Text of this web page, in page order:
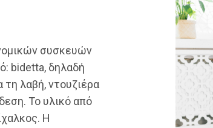
συσκευών
bidetta, δηλαδή
λαβή, ντουζιέρα
Το υλικό από
Η